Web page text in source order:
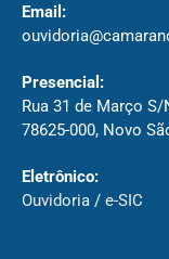
Email:
Presencial:
Rua 31 de Março
78625-000, Novo
Eletrônico:
Ouvidoria / e-SIC